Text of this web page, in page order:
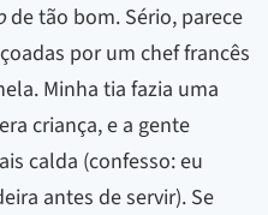
de tão bom. Sério, parece
por um chef francês
Minha tia fazia uma
criança, e a gente
calda (confesso: eu
antes de servir). Se